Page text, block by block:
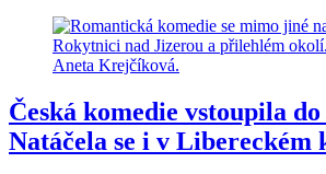
Česká komedie vstoupila
Natáčela se i v Libereckém